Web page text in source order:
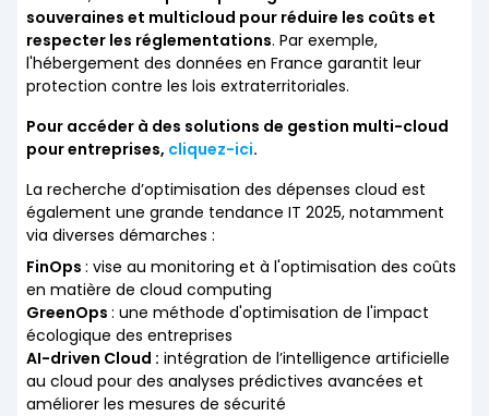
souveraines et multicloud pour réduire les coûts et
respecter les réglementations. Par exemple,
l'hébergement des données en France garantit leur
protection contre les lois extraterritoriales.
Pour accéder à des solutions de gestion multi-cloud
pour entreprises, cliquez-ici.
La recherche d’optimisation des dépenses cloud est
également une grande tendance IT 2025, notamment
via diverses démarches :
FinOps : vise au monitoring et à l'optimisation des coûts
en matière de cloud computing
GreenOps : une méthode d'optimisation de l'impact
écologique des entreprises
AI-driven Cloud : intégration de l’intelligence artificielle
au cloud pour des analyses prédictives avancées et
améliorer les mesures de sécurité